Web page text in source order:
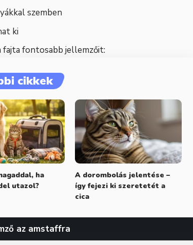
szemben
ki
fontosabb jellemzőit:
cikkek
ha
utazol?
A dorombolás jelentése –
így fejezi ki szeretetét a
cica
az amstaffra